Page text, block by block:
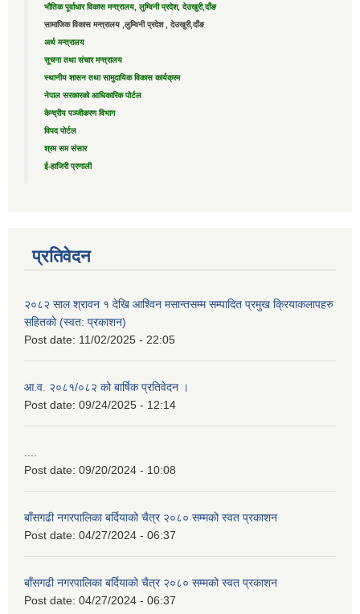
भौतिक पूर्वाधार विकास मन्त्रालय, लुम्विनी प्रदेश, देउखुरी,दाँङ
सामाजिक विकास मन्त्रालय ,लुम्विनी प्रदेश , देउखुरी,दाँङ
अर्थ मन्त्रालय
सूचना तथा संचार मन्त्रालय
स्थानीय शासन तथा सामुदायिक विकास कार्यक्रम
नेपाल सरकारको आधिकारिक पोर्टल
केन्द्रीय पञ्जीकरण विभाग
विपद पोर्टल
श्रम सम संसार
ई-हाजिरी प्रणाली
प्रतिवेदन
२०८२ साल श्रावन १ देखि आश्विन मसान्तसम्म सम्पादित प्रमुख क्रियाकलापहरु
सहितको (स्वत: प्रकाशन)
Post date: 11/02/2025 - 22:05
आ.व. २०८१/०८२ को बार्षिक प्रतिवेदन ।
Post date: 09/24/2025 - 12:14
....
Post date: 09/20/2024 - 10:08
बाँसगढी नगरपालिका बर्दियाको चैत्र २०८० सम्मको स्वत प्रकाशन
Post date: 04/27/2024 - 06:37
बाँसगढी नगरपालिका बर्दियाको चैत्र २०८० सम्मको स्वत प्रकाशन
Post date: 04/27/2024 - 06:37